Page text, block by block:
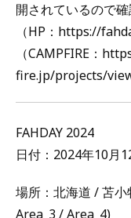
開されているので確
（HP：https://
（CAMPFIRE：
fire.jp/projects/
FAHDAY 2024
日付：2024年10月
場所：北海道 / 苫
Area_3 / Area_4)